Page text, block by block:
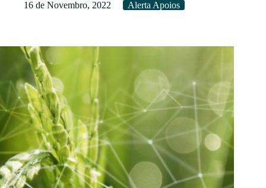
no
16 de Novembro, 2022 Alerta Apoios